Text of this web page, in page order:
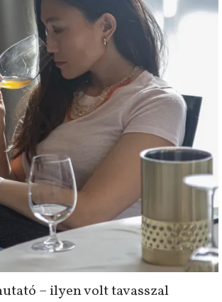
– ilyen volt tavasszal